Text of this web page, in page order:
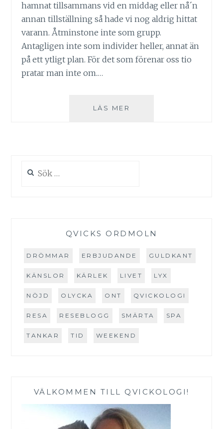
hamnat tillsammans vid en middag eller nå´n
annan tillställning så hade vi nog aldrig hittat
varann. Åtminstone inte som grupp.
Antagligen inte som individer heller, annat än
på ett ytligt plan. För det som förenar oss tio
pratar man inte om.…
LÄS MER
efter:
QVICKS ORDMOLN
DRÖMMAR ERBJUDANDE GULDKANT
KÄNSLOR KÄRLEK LIVET LYX
NÖJD OLYCKA ONT QVICKOLOGI
RESA RESEBLOGG SMÄRTA SPA
TANKAR TID WEEKEND
VÄLKOMMEN TILL QVICKOLOGI!